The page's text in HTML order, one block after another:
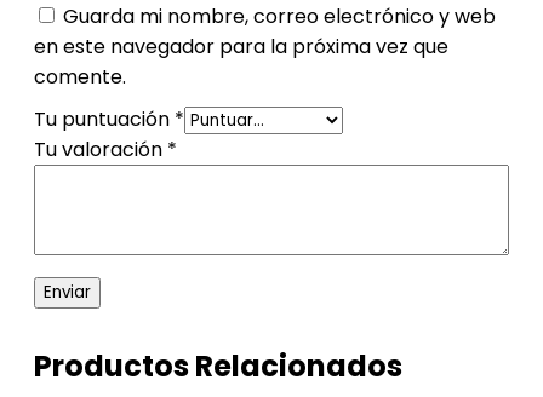
Guarda mi nombre, correo electrónico y web
en este navegador para la próxima vez que
comente.
Tu puntuación *
Tu valoración *
Productos Relacionados